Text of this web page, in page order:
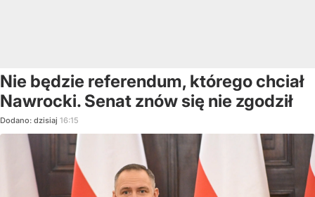
Nie będzie referendum, którego chciał
Nawrocki. Senat znów się nie zgodził
Dodano: dzisiaj 16:15